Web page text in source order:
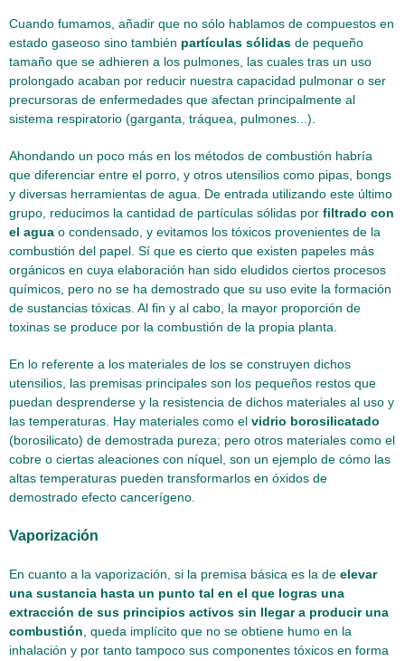
Cuando fumamos, añadir que no sólo hablamos de compuestos en
estado gaseoso sino también partículas sólidas de pequeño
tamaño que se adhieren a los pulmones, las cuales tras un uso
prolongado acaban por reducir nuestra capacidad pulmonar o ser
precursoras de enfermedades que afectan principalmente al
sistema respiratorio (garganta, tráquea, pulmones...).
Ahondando un poco más en los métodos de combustión habría
que diferenciar entre el porro, y otros utensilios como pipas, bongs
y diversas herramientas de agua. De entrada utilizando este último
grupo, reducimos la cantidad de partículas sólidas por filtrado con
el agua o condensado, y evitamos los tóxicos provenientes de la
combustión del papel. Sí que es cierto que existen papeles más
orgánicos en cuya elaboración han sido eludidos ciertos procesos
químicos, pero no se ha demostrado que su uso evite la formación
de sustancias tóxicas. Al fin y al cabo, la mayor proporción de
toxinas se produce por la combustión de la propia planta.
En lo referente a los materiales de los se construyen dichos
utensilios, las premisas principales son los pequeños restos que
puedan desprenderse y la resistencia de dichos materiales al uso y
las temperaturas. Hay materiales como el vidrio borosilicatado
(borosilicato) de demostrada pureza; pero otros materiales como el
cobre o ciertas aleaciones con níquel, son un ejemplo de cómo las
altas temperaturas pueden transformarlos en óxidos de
demostrado efecto cancerígeno.
Vaporización
En cuanto a la vaporización, si la premisa básica es la de elevar
una sustancia hasta un punto tal en el que logras una
extracción de sus principios activos sin llegar a producir una
combustión , queda implícito que no se obtiene humo en la
inhalación y por tanto tampoco sus componentes tóxicos en forma